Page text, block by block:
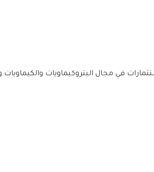
ولديها مجموعة من الاستثمارات في مجال